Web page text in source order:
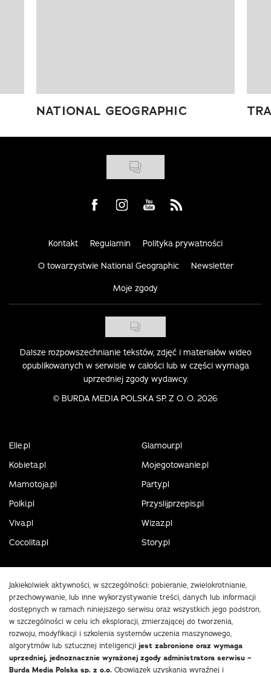
NATIONAL GEOGRAPHIC
Visit us on Facebook
Visit us on Instagram
Visit us on Youtube
Visit us on Rss
Kontakt Regulamin Polityka prywatności
O towarzystwie National Geographic Newsletter
Moje zgody
Dalsze rozpowszechnianie tekstów, zdjęć i materiałów wideo
opublikowanych w serwisie w całości lub w części wymaga
uprzedniej zgody wydawcy.
© BURDA MEDIA POLSKA SP. Z O. O. 2026
Elle.pl
Glamour.pl
Kobieta.pl
Mojegotowanie.pl
Mamotoja.pl
Party.pl
Polki.pl
Przyslijprzepis.pl
Viva.pl
Wizaz.pl
Cocolita.pl
Story.pl
Jakiekolwiek aktywności, w szczególności: pobieranie, zwielokrotnianie,
przechowywanie, lub inne wykorzystywanie treści, danych lub informacji
dostępnych w ramach niniejszego serwisu oraz wszystkich jego podstron,
w szczególności w celu ich eksploracji, zmierzającej do tworzenia,
rozwoju, modyfikacji i szkolenia systemów uczenia maszynowego,
algorytmów lub sztucznej inteligencji jest zabronione oraz wymaga
uprzedniej, jednoznacznie wyrażonej zgody administratora serwisu –
Burda Media Polska sp. z o.o. Obowiązek uzyskania wyraźnej i